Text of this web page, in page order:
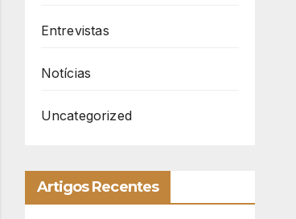
Entrevistas
Notícias
Uncategorized
Artigos Recentes